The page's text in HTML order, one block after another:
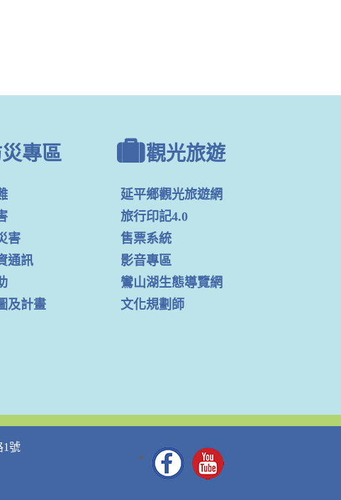
災專區
害
通訊
及計畫
觀光旅遊
延平鄉觀光旅遊網
旅行印記4.0
售票系統
影音專區
鸞山湖生態導覽網
文化規劃師
1號